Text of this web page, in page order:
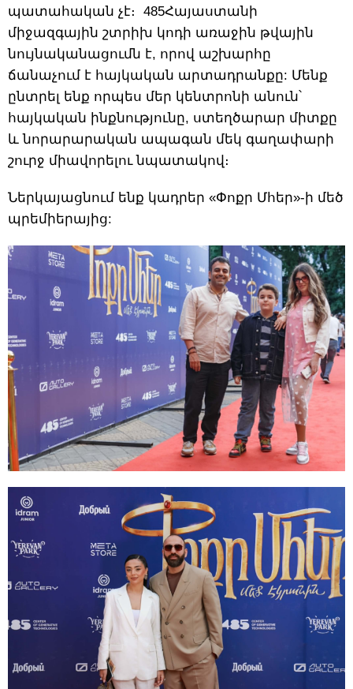
պատահական չէ։ 485Հայաստանի
միջազգային շտրիխ կոդի առաջին թվային
նույնականացումն է, որով աշխարհը
ճանաչում է հայկական արտադրանքը: Մենք
ընտրել ենք որպես մեր կենտրոնի անուն՝
հայկական ինքնությունը, ստեղծարար միտքը
և նորարարական ապագան մեկ գաղափարի
շուրջ միավորելու նպատակով։
Ներկայացնում ենք կադրեր «Փոքր Մհեր»-ի մեծ
պրեմիերայից: